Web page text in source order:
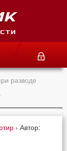
разводе
› Автор: